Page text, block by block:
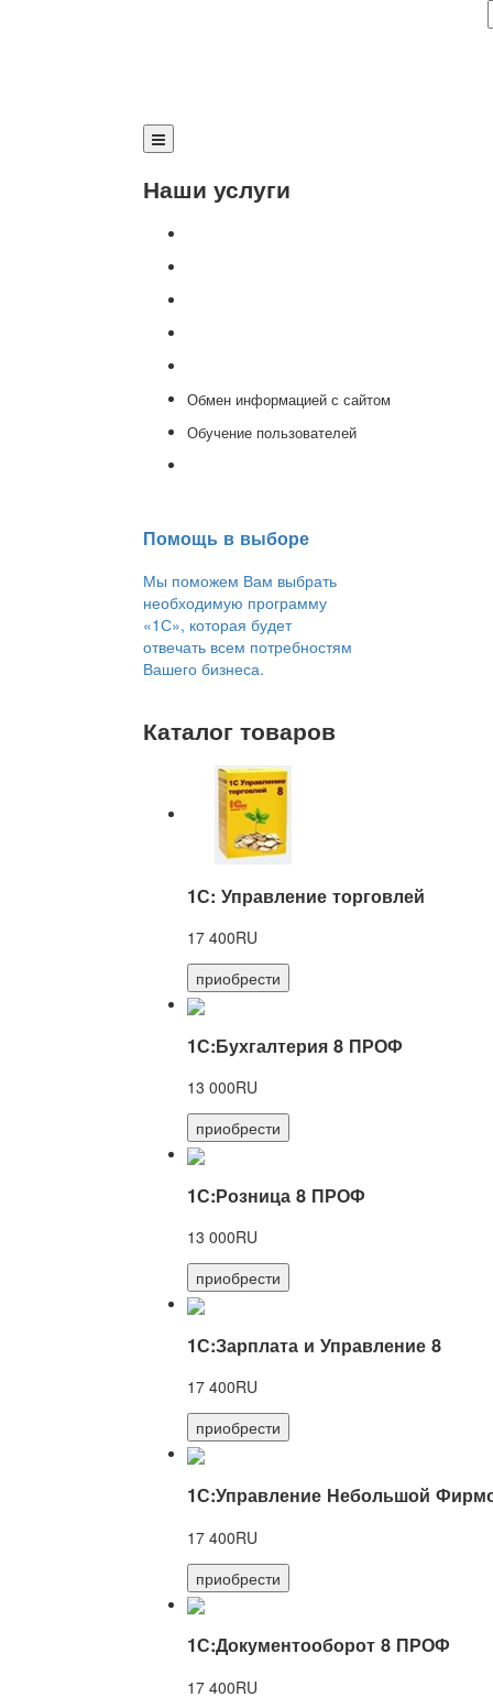
Наши услуги
Обмен информацией с сайтом
Обучение пользователей
Помощь в выборе
Мы поможем Вам выбрать
необходимую программу
«1С», которая будет
отвечать всем потребностям
Вашего бизнеса.
Каталог товаров
1С: Управление торговлей
17 400RU
приобрести
1С:Бухгалтерия 8 ПРОФ
13 000RU
приобрести
1С:Розница 8 ПРОФ
13 000RU
приобрести
1С:Зарплата и Управление 8
17 400RU
приобрести
1С:Управление Небольшой
17 400RU
приобрести
1С:Документооборот 8 ПРОФ
17 400RU